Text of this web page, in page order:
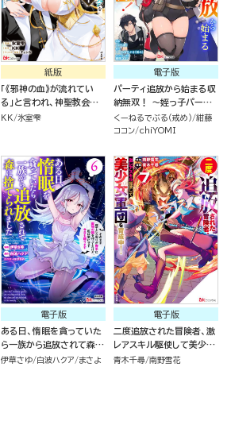
紙版
「《邪神の血》が流れてい
る」と言われ、神聖教会を
追放された神父です。 ～理
様も一緒についてきちゃい
ました～ （１）
KK 氷室雫
電子版
パーティ追放から始まる収
納無双！ ～姪っ子パーテ
ィといく最強ハーレム成り
上がり～ コミック版（分冊
くーねるでぶる（戒め） 紺藤
ココン chiYOMI
電子版
ある日、惰眠を貪っていた
ら一族から追放されて森に
捨てられました そのまま
伊草さゆ 白波ハクア まさよ
電子版
二度追放された冒険者、激
レアスキル駆使して美少女
軍団を育成中！ コミック版
青木千尋 南野雪花